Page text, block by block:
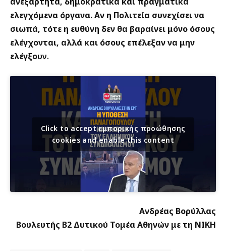
ελεγχόμενα όργανα. Αν η Πολιτεία συνεχίσει να
σιωπά, τότε η ευθύνη δεν θα βαραίνει μόνο όσους
ελέγχονται, αλλά και όσους επέλεξαν να μην
ελέγξουν.
Click to accept εμπορικής προώθησης
cookies and enable this content
Ανδρέας Βορύλλας
Βουλευτής Β2 Δυτικού Τομέα Αθηνών με τη ΝΙΚΗ